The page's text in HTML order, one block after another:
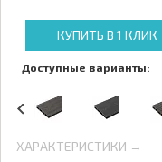
КУПИТЬ В 1 КЛИК
Доступные варианты:
ХАРАКТЕРИСТИКИ →